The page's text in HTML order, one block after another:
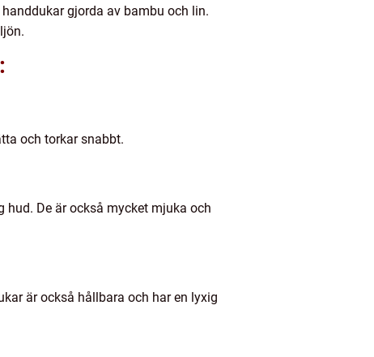
gjorda av bambu och lin.
och torkar snabbt.
De är också mycket mjuka och
är också hållbara och har en lyxig